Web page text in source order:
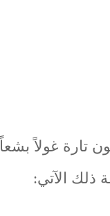
تارة غولاً بشعاً
ذلك الآتي: